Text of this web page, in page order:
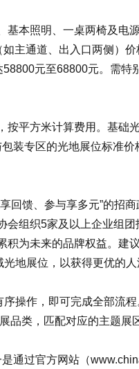
本照明、一桌两椅及电
主通道、出入口两侧）
元至68800元。需特
平方米计算费用。基础
装专区的光地展位标准
回馈、参与享多元”的招
组织5家及以上企业组团
为未来的品牌权益。建
地展位，以获得更优的人
操作，即可完成全部流程
类，匹配对应的主题展
通过官方网站（